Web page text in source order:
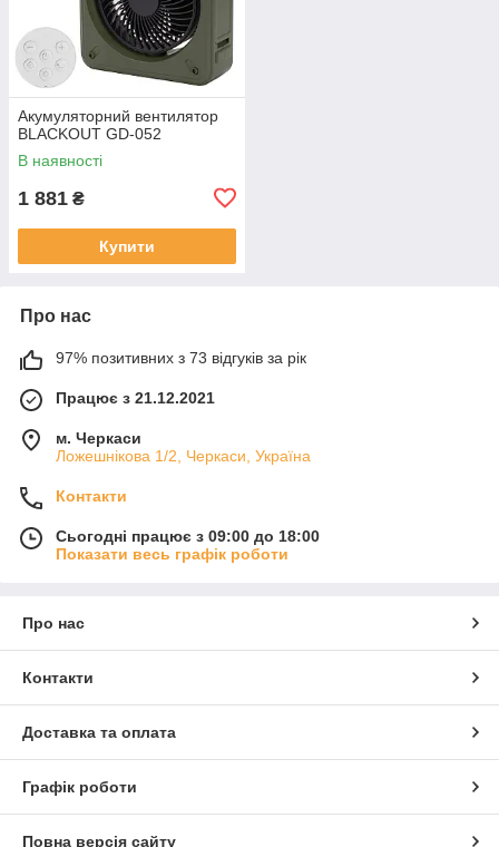
Акумуляторний вентилятор
BLACKOUT GD-052
В наявності
1 881 ₴
Купити
Про нас
97% позитивних з 73 відгуків за рік
Працює з 21.12.2021
м. Черкаси
Ложешнікова 1/2, Черкаси, Україна
Контакти
Сьогодні працює з 09:00 до 18:00
Показати весь графік роботи
Про нас
Контакти
Доставка та оплата
Графік роботи
Повна версія сайту